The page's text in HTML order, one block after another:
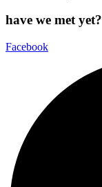
have we met yet?
Facebook